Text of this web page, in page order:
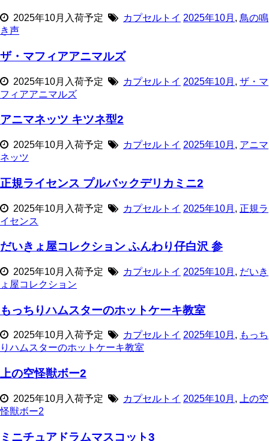
2025年10月入荷予定 カプセルトイ 2025年10月 , 鳥の鳴
き声
ザ・マフィアアニマルズ
2025年10月入荷予定 カプセルトイ 2025年10月 , ザ・マ
フィアアニマルズ
アニマネッツ キツネ型2
2025年10月入荷予定 カプセルトイ 2025年10月 , アニマ
ネッツ
正規ライセンス プルバックデリカミニ2
2025年10月入荷予定 カプセルトイ 2025年10月 , 正規ラ
イセンス
だいきょ屋コレクション ふんわり仔白沢 参
2025年10月入荷予定 カプセルトイ 2025年10月 , だいき
ょ屋コレクション
もっちりハムスターのホットケーキ教室
2025年10月入荷予定 カプセルトイ 2025年10月 , もっち
りハムスターのホットケーキ教室
上の空怪獣ボー2
2025年10月入荷予定 カプセルトイ 2025年10月 ,
上の空
怪獣ボー2
ミニチュアドラムマスコット3